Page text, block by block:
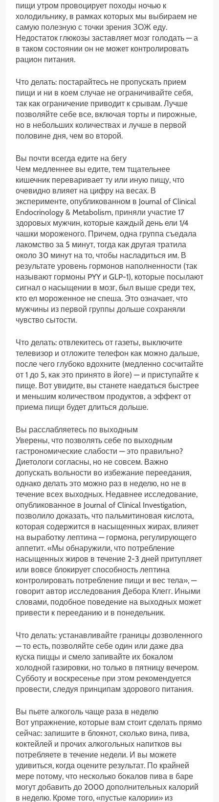
пищи утром провоцирует походы ночью к
холодильнику, в рамках которых мы выбираем не
самую полезную с точки зрения ЗОЖ еду.
Недостаток глюкозы заставляет мозг голодать — а
в таком состоянии он не может контролировать
рацион питания.
Что делать: постарайтесь не пропускать прием
пищи и ни в коем случае не ограничивайте себя,
так как ограничение приводит к срывам. Лучше
позволяйте себе все, включая торты и пирожные,
но в небольших количествах и лучше в первой
половине дня, чем во второй.
Вы почти всегда едите на бегу
Чем медленнее вы едите, тем тщательнее
кишечник переваривает ту или иную пищу, что
очевидно влияет на цифру на весах. В
эксперименте, опубликованном в Journal of Clinical
Endocrinology & Metabolism, приняли участие 17
здоровых мужчин, которые каждый день ели 1/4
чашки мороженого. Причем, одна группа съедала
лакомство за 5 минут, тогда как другая тратила
около 30 минут на то, чтобы насладиться им. В
результате уровень гормонов наполненности (так
называют гормоны PYY и GLP-1), которые посылают
сигнал о насыщении в мозг, был выше среди тех,
кто ел мороженное не спеша. Это означает, что
мужчины из первой группы дольше сохраняли
чувство сытости.
Что делать: отвлекитесь от газеты, выключите
телевизор и отложите телефон как можно дальше,
после чего глубоко вдохните (медленно сосчитайте
от 1 до 5, как это принято в йоге) — и приступайте к
пище. Вот увидите, вы станете наедаться быстрее
и меньшим количеством продуктов, а эффект от
приема пищи будет длиться дольше.
Вы расслабляетесь по выходным
Уверены, что позволять себе по выходным
гастрономические слабости — это правильно?
Диетологи согласны, но не совсем. Важно
допускать вольности во избежание переедания,
однако делать это можно раз в неделю, но не в
течение всех выходных. Недавнее исследование,
опубликованное в Journal of Clinical Investigation,
позволило доказать, что пальмитиновая кислота,
которая содержится в насыщенных жирах, влияет
на выработку лептина — гормона, регулирующего
аппетит. «Мы обнаружили, что потребление
насыщенных жиров в течение 2-3 дней притупляет
или вовсе блокирует способность лептина
контролировать потребление пищи и вес тела», —
говорит автор исследования Дебора Клегг. Иными
словами, подобное поведение на выходных может
привести к перееданию и в понедельник.
Что делать: устанавливайте границы дозволенного
— то есть, позволяйте себе один или даже два
куска пиццы и смело запивайте их бокалом
холодной газировки, но только в пятницу вечером.
Субботу и воскресенье при этом рекомендуется
провести, следуя принципам здорового питания.
Вы пьете алкоголь чаще раза в неделю
Вот упражнение, которые вам стоит сделать прямо
сейчас: запишите в блокнот, сколько вина, пива,
коктейлей и прочих алкогольных напитков вы
потребляете в течение недели. И вы можете
удивиться, когда оцените результат. По крайней
мере потому, что несколько бокалов пива в баре
могут добавить до 2000 дополнительных калорий
в неделю. Кроме того, «пустые калории» из